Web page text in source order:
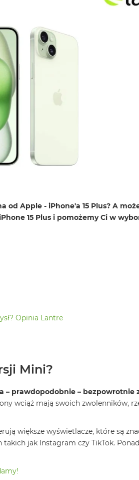
Apple - iPhone'a 15 Plus? A
15 Plus i pomożemy Ci w
Opinia Lantre
Mini?
– prawdopodobnie –
wciąż mają swoich zwolenników,
większe wyświetlacze, które są
jak Instagram czy TikTok.